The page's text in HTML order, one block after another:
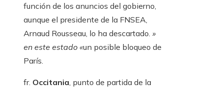
función de los anuncios del gobierno,
aunque el presidente de la FNSEA,
Arnaud Rousseau, lo ha descartado. »
en este estado «un posible bloqueo de
París.
fr. Occitania , punto de partida de la